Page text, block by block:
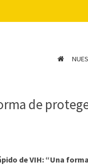
de
de VIH: “Una